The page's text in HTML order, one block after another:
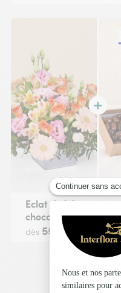
(pour toute commande
Eclat de joie et ses
chocolat
dès 55,95€